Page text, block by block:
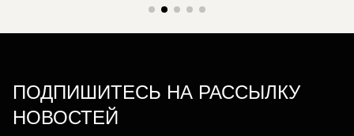
ПОДПИШИТЕСЬ НА РАССЫЛКУ
НОВОСТЕЙ